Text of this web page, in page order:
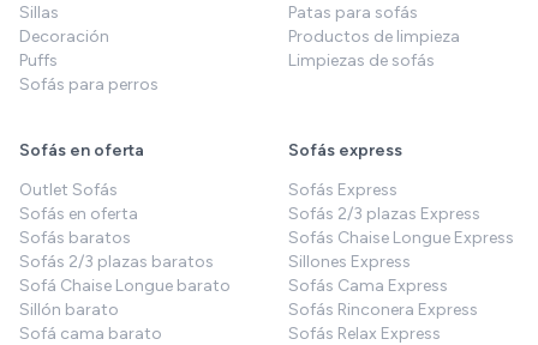
Sillas
Decoración
Puffs
Sofás para perros
Patas para sofás
Productos de limpieza
Limpiezas de sofás
Sofás en oferta
Outlet Sofás
Sofás en oferta
Sofás baratos
Sofás 2/3 plazas baratos
Sofá Chaise Longue barato
Sillón barato
Sofá cama barato
Sofás express
Sofás Express
Sofás 2/3 plazas Express
Sofás Chaise Longue Express
Sillones Express
Sofás Cama Express
Sofás Rinconera Express
Sofás Relax Express